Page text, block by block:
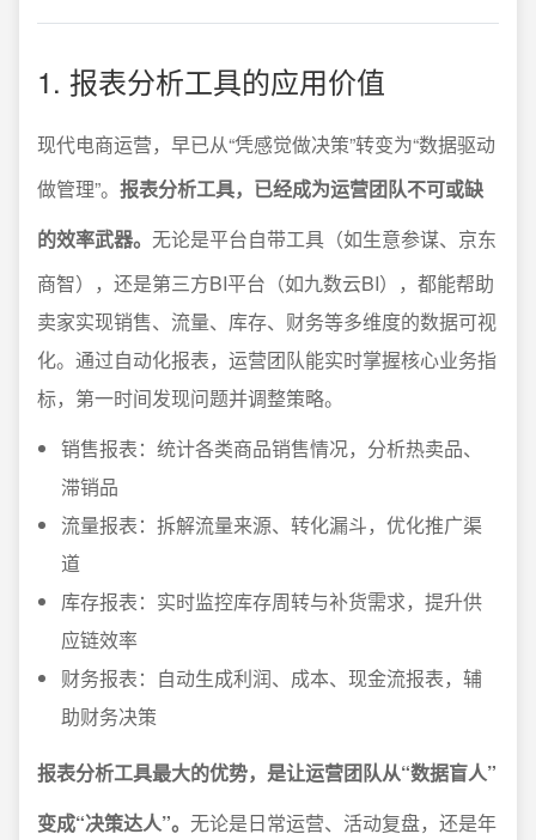
1. 报表分析工具的应用价值
现代电商运营，早已从“凭感觉做决策”转变为“数据驱动
做管理”。 报表分析工具，已经成为运营团队不可或缺
的效率武器。 无论是平台自带工具（如生意参谋、京东
商智），还是第三方BI平台（如九数云BI），都能帮助
卖家实现销售、流量、库存、财务等多维度的数据可视
化。通过自动化报表，运营团队能实时掌握核心业务指
标，第一时间发现问题并调整策略。
销售报表：统计各类商品销售情况，分析热卖品、
滞销品
流量报表：拆解流量来源、转化漏斗，优化推广渠
道
库存报表：实时监控库存周转与补货需求，提升供
应链效率
财务报表：自动生成利润、成本、现金流报表，辅
助财务决策
报表分析工具最大的优势，是让运营团队从“数据盲人”
变成“决策达人”。 无论是日常运营、活动复盘，还是年